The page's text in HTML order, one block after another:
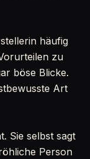
häufig
zu
böse Blicke.
Art
Sie selbst sagt
Person